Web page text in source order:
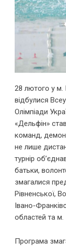
28 лютого у м.
відбулися
Олімпіади
«Дельфін»
команд,
не лише
турнір
батьки,
змагалися
Рівненської,
Івано-
областей та м.
Програма